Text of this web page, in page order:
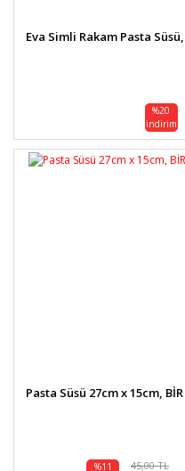
Eva Simli Rakam Pasta
%20
indirim
Pasta Süsü 27cm x 15cm,
%11 45,00 TL